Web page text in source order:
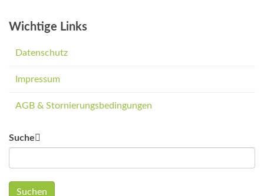
Wichtige Links
Datenschutz
Impressum
AGB & Stornierungsbedingungen
Suche
Suchen